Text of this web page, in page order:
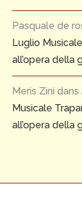
Pasquale de
Luglio
all’opera della
Meris Zini dans
Musicale
all’opera della